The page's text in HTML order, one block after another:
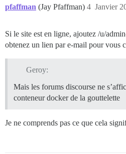
pfaffman (Jay Pfaffman) Janvier
4
Si le site est en ligne, ajoutez /u/
obtenez un lien par e-mail pour vous
Geroy:
Mais les forums discourse ne
conteneur docker de la gouttelette
Je ne comprends pas ce que cela